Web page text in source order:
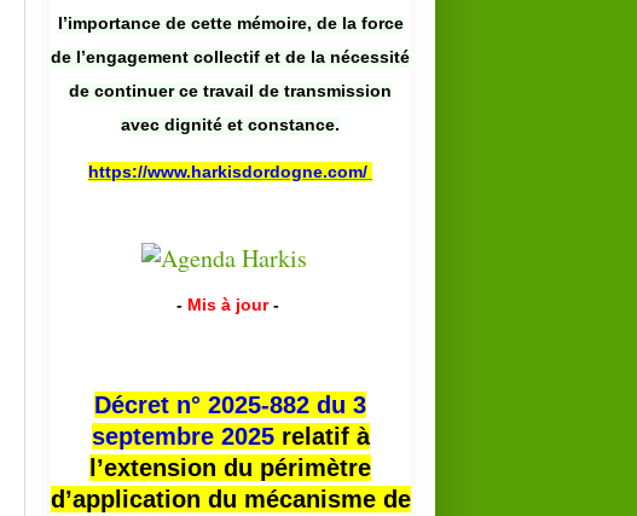
l’importance de cette mémoire, de la force
de l’engagement collectif et de la nécessité
de continuer ce travail de transmission
avec dignité et constance.
https://www.harkisdordogne.com/
- Mis à jour -
Décret n° 2025-882 du 3
septembre 2025relatif à
l’extension du périmètre
d’application du mécanisme de